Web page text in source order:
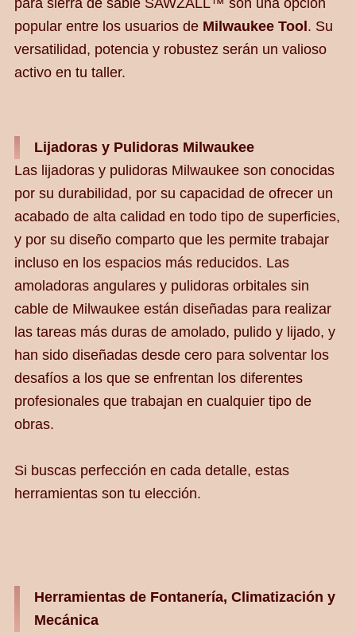
para sierra de sable SAWZALL™ son una opción
popular entre los usuarios de Milwaukee Tool . Su
versatilidad, potencia y robustez serán un valioso
activo en tu taller.
Lijadoras y Pulidoras Milwaukee
Las lijadoras y pulidoras Milwaukee son conocidas
por su durabilidad, por su capacidad de ofrecer un
acabado de alta calidad en todo tipo de superficies,
y por su diseño comparto que les permite trabajar
incluso en los espacios más reducidos. Las
amoladoras angulares y pulidoras orbitales sin
cable de Milwaukee están diseñadas para realizar
las tareas más duras de amolado, pulido y lijado, y
han sido diseñadas desde cero para solventar los
desafíos a los que se enfrentan los diferentes
profesionales que trabajan en cualquier tipo de
obras.
Si buscas perfección en cada detalle, estas
herramientas son tu elección.
Herramientas de Fontanería, Climatización y
Mecánica